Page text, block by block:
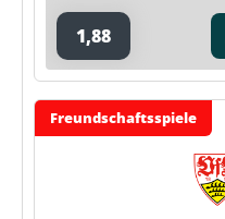
1,88
Freundschaftsspiele